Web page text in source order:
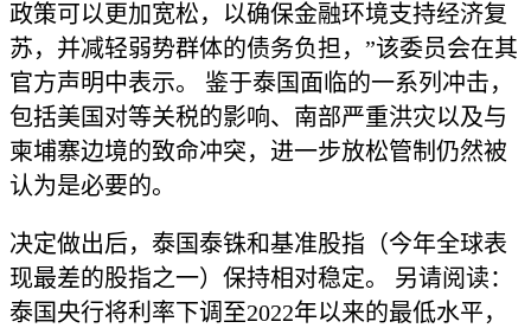
政策可以更加宽松，以确保金融环境支持经济复
苏，并减轻弱势群体的债务负担，”该委员会在其
官方声明中表示。 鉴于泰国面临的一系列冲击，
包括美国对等关税的影响、南部严重洪灾以及与
柬埔寨边境的致命冲突，进一步放松管制仍然被
认为是必要的。
决定做出后，泰国泰铢和基准股指（今年全球表
现最差的股指之一）保持相对稳定。 另请阅读：
泰国央行将利率下调至2022年以来的最低水平，